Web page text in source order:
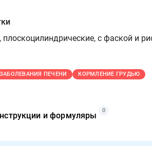
с фаской и
ЗАБОЛЕВАНИЯ ПЕЧЕНИ
КОРМЛЕНИЕ ГРУДЬЮ
и формуляры
0